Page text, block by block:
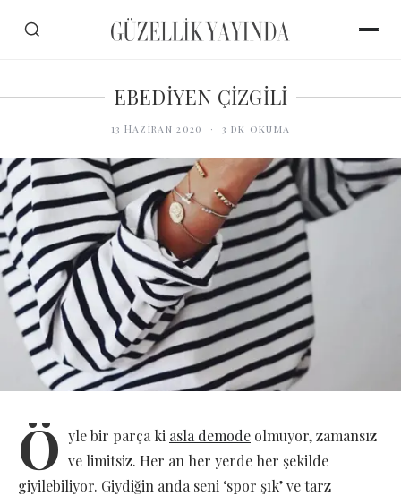
EBEDİYEN ÇİZGİLİ
13 Haziran 2020 ·3 dk okuma
Ö yle bir parça ki asla demode olmuyor, zamansız
ve limitsiz. Her an her yerde her şekilde
giyilebiliyor. Giydiğin anda seni ‘spor şık’ ve tarz